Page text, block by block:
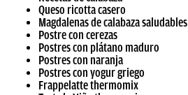
Queso ricotta casero
Magdalenas de calabaza saludables
Postre con cerezas
Postres con plátano maduro
Postres con naranja
Postres con yogur griego
Frappelatte thermomix